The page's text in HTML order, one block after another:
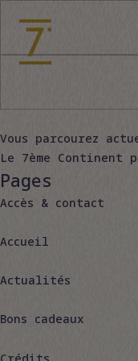
Vous parcourez
Le 7ème Continent
Pages
Accès & contact
Accueil
Actualités
Bons cadeaux
Crédits